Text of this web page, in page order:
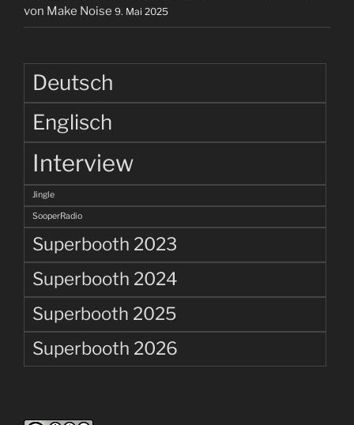
von Make Noise 9. Mai 2025
Deutsch
Englisch
Interview
Jingle
SooperRadio
Superbooth 2023
Superbooth 2024
Superbooth 2025
Superbooth 2026